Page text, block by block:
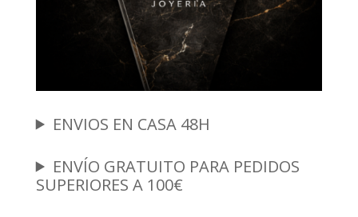
ENVIOS EN CASA 48H
ENVÍO GRATUITO PARA PEDIDOS
SUPERIORES A 100€